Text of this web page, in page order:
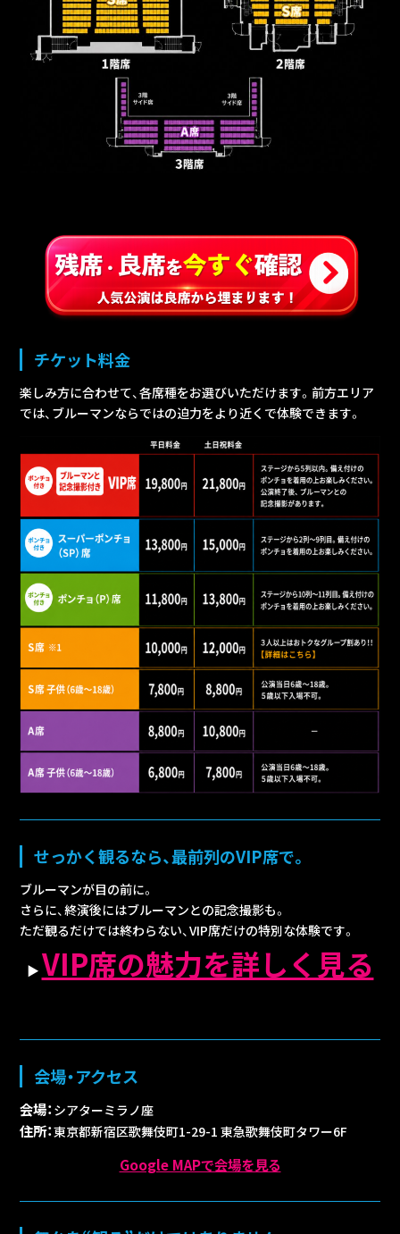
チケット料金
楽しみ方に合わせて、各席種をお選びいただけます。前方エリア
では、ブルーマンならではの迫力をより近くで体験できます。
せっかく観るなら、最前列のVIP席で。
ブルーマンが目の前に。
さらに、終演後にはブルーマンとの記念撮影も。
ただ観るだけでは終わらない、VIP席だけの特別な体験です。
▶ VIP席の魅力を詳しく見る
会場・アクセス
会場：シアターミラノ座
住所：東京都新宿区歌舞伎町1-29-1 東急歌舞伎町タワー6F
Google MAPで会場を見る